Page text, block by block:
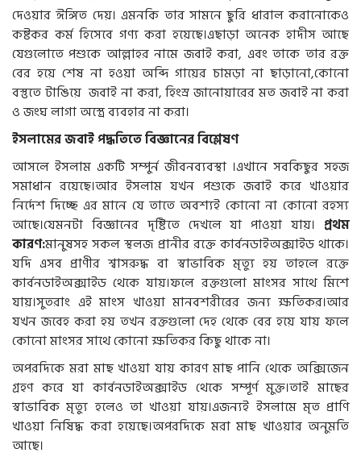
দেওয়ার ঈঙ্গিত দেয়। এমনকি তার সামনে ছুরি ধারাল করানোকেও
কষ্টকর কর্ম হিসেবে গণ্য করা হয়েছে।এছাড়া অনেক হাদীস আছে
যেগুলোতে পশুকে আল্লাহর নামে জবাই করা, এবং তাকে তার রক্ত
বের হয়ে শেষ না হওয়া অব্দি গায়ের চামড়া না ছাড়ানো,কোনো
বস্তুতে টাঙিয়ে জবাই না করা, হিংস্র জানোয়ারের মত জবাই না করা
ও জংঘ লাগা অস্ত্রে ব্যবহার না করা।
ইসলামেরজবাইপদ্ধতিতেবিজ্ঞানেরবিশ্লেষণ
আসলে ইসলাম একটি সম্পুর্ন জীবনব্যবস্থা ।এখানে সবকিছুর সহজ
সমাধান রয়েছে।আর ইসলাম যখন পশুকে জবাই করে খাওয়ার
নির্দেশ দিচ্ছে এর মানে যে তাতে অবশ্যই কোনো না কোনো রহস্য
আছে।যেমনটা বিজ্ঞানের দৃষ্টিতে দেখলে যা পাওয়া যায়। প্রথম
কারণ:মানুষসহ সকল স্থলজ প্রানীর রক্তে কার্বনডাইঅক্সাইড থাকে।
যদি এসব প্রাণীর শ্বাসরুদ্ধ বা স্বাভাবিক মৃত্যু হয় তাহলে রক্তে
কার্বনডাইঅক্সাইড থেকে যায়।ফলে রক্তগুলো মাংসর সাথে মিশে
যায়।সুতরাং এই মাংস খাওয়া মানবশরীরের জন্য ক্ষতিকর।আর
যখন জবেহ করা হয় তখন রক্তগুলো দেহ থেকে বের হয়ে যায় ফলে
কোনো মাংসর সাথে কোনো ক্ষতিকর কিছু থাকে না।
অপরদিকে মরা মাছ খাওয়া যায় কারণ মাছ পানি থেকে অক্সিজেন
গ্রহণ করে যা কার্বনডাইঅক্সাইড থেকে সম্পূর্ণ মুক্ত।তাই মাছের
স্বাভাবিক মৃত্যু হলেও তা খাওয়া যায়।এজন্যই ইসলামে মৃত প্রাণি
খাওয়া নিষিদ্ধ করা হয়েছে।অপরদিকে মরা মাছ খাওয়ার অনুমতি
আছে।